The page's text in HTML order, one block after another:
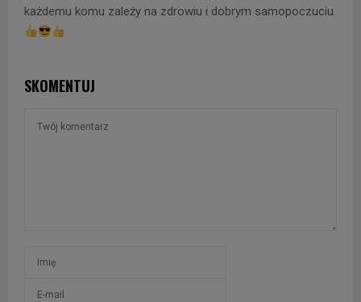
każdemu komu zależy na zdrowiu i dobrym samopoczuciu
SKOMENTUJ